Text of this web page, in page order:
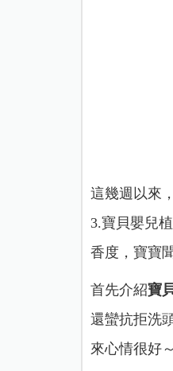
這幾週以來
3.寶貝嬰兒
香度，寶寶
首先介紹寶
還蠻抗拒洗
來心情很好